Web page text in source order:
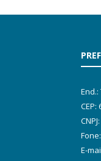
CEP:
E-